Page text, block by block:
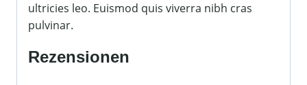
ultricies leo. Euismod quis viverra nibh cras
pulvinar.
Rezensionen